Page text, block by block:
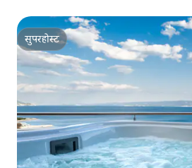
सुपरहोस्ट
सुपरहोस्ट